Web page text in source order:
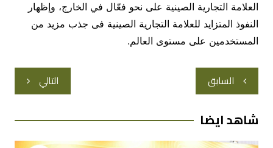
العلامة التجارية الصينية على نحو فعّال في الخارج، وإظهار
النفوذ المتزايد للعلامة التجارية الصينية فى جذب مزيد من
المستخدمين على مستوى العالم.
تصفّح
المقالات
السابق التالي
شاهد ايضا